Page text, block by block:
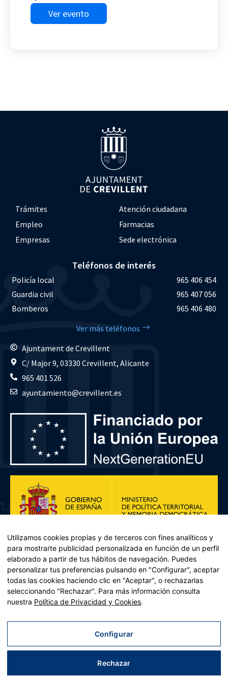
Ver evento
Trámites
Atención ciudadana
Empleo
Farmacias
Empresas
Sede electrónica
Teléfonos de interés
Policía local
965 406 454
Guardia civil
965 407 056
Bomberos
965 406 480
Ver más teléfonos
Ajuntament de Crevillent
C/ Major 9, 03330 Crevillent, Alicante
965 401 526
ayuntamiento@crevillent.es
Plan de Recuperación, Transformación y Resiliencia – Financiado por
Recuperación y resiliencia, establecido por el Reglamento (UE)
2021/241 del Parlamento Europeo y del Consejo, de 12 de febrero
Utilizamos cookies propias y de terceros con fines analíticos y
para mostrarte publicidad personalizada en función de un perfil
elaborado a partir de tus hábitos de navegación. Puedes
personalizar tus preferencias pulsando en "Configurar", aceptar
todas las cookies haciendo clic en "Aceptar", o rechazarlas
seleccionando "Rechazar". Para más información consulta
nuestra Política de Privacidad y Cookies.
Configurar
Rechazar